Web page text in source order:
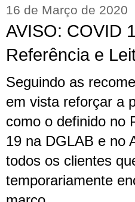
16 de Março de 2020
AVISO: COVID
Referência e
Seguindo as
em vista reforçar a
como o definido no
19 na DGLAB e no
todos os clientes
temporariamente